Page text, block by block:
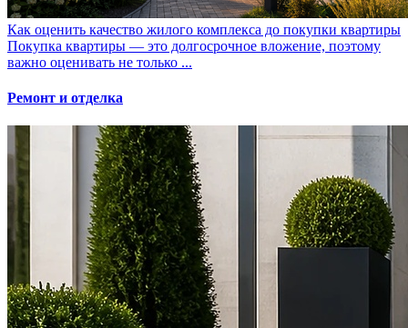
Как оценить качество жилого комплекса до покупки квартиры
Покупка квартиры — это долгосрочное вложение, поэтому
важно оценивать не только ...
Ремонт и отделка